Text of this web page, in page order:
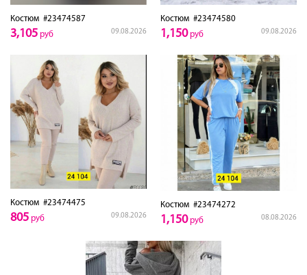
Костюм #23474587
09.08.2026
3,105 руб
Костюм #23474580
09.08.2026
1,150руб
Костюм #23474475
09.08.2026
805 руб
Костюм #23474272
08.08.2026
1,150руб